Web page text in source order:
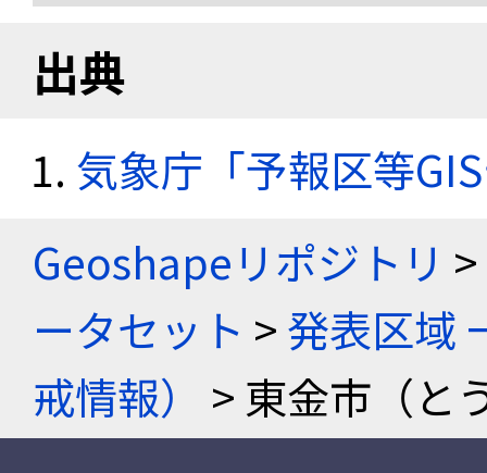
出典
気象庁「予報区等
Geoshapeリポジトリ >
ータセット >発表区域
戒情報）
> 東金市（と